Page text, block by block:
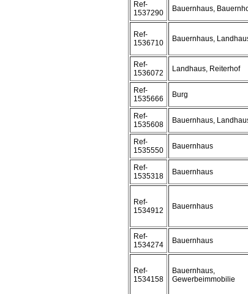
Ref-
1537290
Bauernhaus,
Ref-
1536710
Bauernhaus,
Ref-
1536072
Landhaus, Reiterhof
Ref-
1535666
Burg
Ref-
1535608
Bauernhaus,
Ref-
1535550
Bauernhaus
Ref-
1535318
Bauernhaus
Ref-
1534912
Bauernhaus
Ref-
1534274
Bauernhaus
Ref-
1534158
Bauernhaus,
Gewerbeimmobilie